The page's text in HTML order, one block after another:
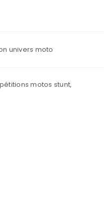
univers moto
motos stunt,